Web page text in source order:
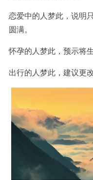
恋爱中的人梦此，说明
圆满。
怀孕的人梦此，预示将
出行的人梦此，建议更